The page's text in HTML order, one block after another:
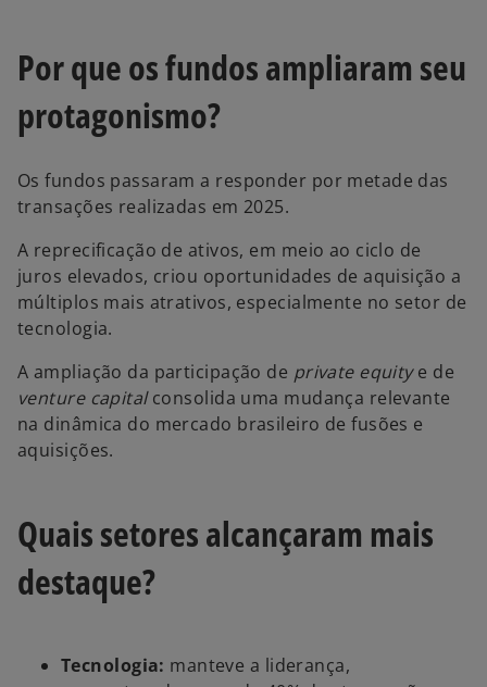
Por que os fundos ampliaram seu
protagonismo?
Os fundos passaram a responder por metade das
transações realizadas em 2025.
A reprecificação de ativos, em meio ao ciclo de
juros elevados, criou oportunidades de aquisição a
múltiplos mais atrativos, especialmente no setor de
tecnologia.
A ampliação da participação de private equitye de
venture capitalconsolida uma mudança relevante
na dinâmica do mercado brasileiro de fusões e
aquisições.
Quais setores alcançaram mais
destaque?
Tecnologia: manteve a liderança,